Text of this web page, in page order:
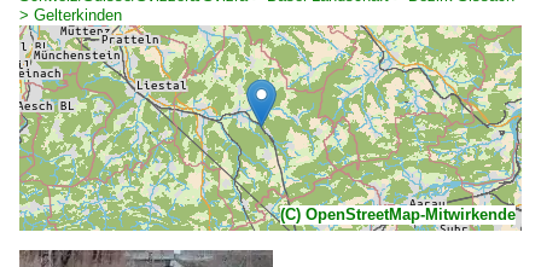
> Gelterkinden
(C) OpenStreetMap-Mitwirkende